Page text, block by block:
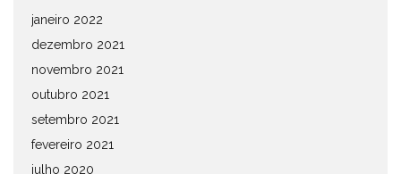
janeiro 2022
dezembro 2021
novembro 2021
outubro 2021
setembro 2021
fevereiro 2021
julho 2020